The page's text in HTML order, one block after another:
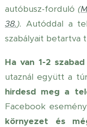
autóbusz-forduló (
38.). Autóddal a
szabályait betartva
Ha van 1-2
utaznál együtt a
hirdesd meg a
Facebook
környezet és